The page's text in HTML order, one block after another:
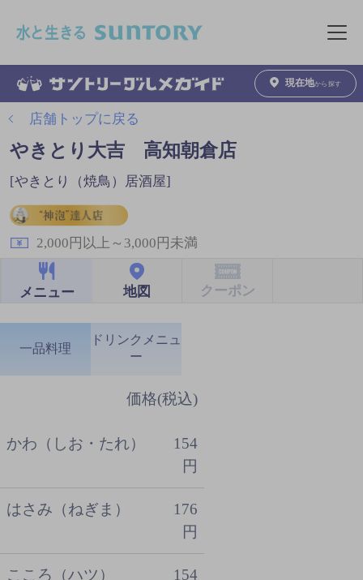
メニュ
現在地から探す
店舗トップに戻る
やきとり大吉 高知朝倉店
[やきとり（焼鳥）居酒屋]
2,000円以上～3,000円未満
メニュー 地図 クーポン
一品料理
価格(税込)
かわ（しお・たれ）
154
円
はさみ（ねぎま）
176
円
こころ（ハツ）
154
ドリンクメニュ
ー